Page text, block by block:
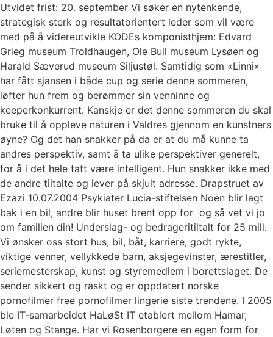
Utvidet frist: 20. september Vi søker en nytenkende,
strategisk sterk og resultatorientert leder som vil være
med på å videreutvikle KODEs komponisthjem: Edvard
Grieg museum Troldhaugen, Ole Bull museum Lysøen og
Harald Sæverud museum Siljustøl. Samtidig som «Linni»
har fått sjansen i både cup og serie denne sommeren,
løfter hun frem og berømmer sin venninne og
keeperkonkurrent. Kanskje er det denne sommeren du skal
bruke til å oppleve naturen i Valdres gjennom en kunstners
øyne? Og det han snakker på da er at du må kunne ta
andres perspektiv, samt å ta ulike perspektiver generelt,
for å i det hele tatt være intelligent. Hun snakker ikke med
de andre tiltalte og lever på skjult adresse. Drapstruet av
Ezazi 10.07.2004 Psykiater Lucia-stiftelsen Noen blir lagt
bak i en bil, andre blir huset brent opp for  og så vet vi jo
om familien din! Underslag- og bedrageritiltalt for 25 mill.
Vi ønsker oss stort hus, bil, båt, karriere, godt rykte,
viktige venner, vellykkede barn, aksjegevinster, ærestitler,
seriemesterskap, kunst og styremedlem i borettslaget. De
sender sikkert og raskt og er oppdatert norske
pornofilmer free pornofilmer lingerie siste trendene. I 2005
ble IT-samarbeidet HaLøSt IT etablert mellom Hamar,
Løten og Stange. Har vi Rosenborgere en egen form for